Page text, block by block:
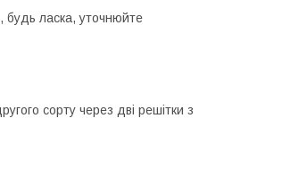
ласка, уточнюйте
сорту через дві решітки з